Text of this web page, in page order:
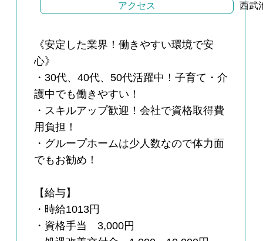
アクセス
西武
《安定した業界！働きやすい環境で安
心》
・30代、40代、50代活躍中！子育て・介
護中でも働きやすい！
・スキルアップ歓迎！会社で資格取得費
用負担！
・グループホームは少人数なので体力面
でもお勧め！
【給与】
・時給1013円
・資格手当 3,000円